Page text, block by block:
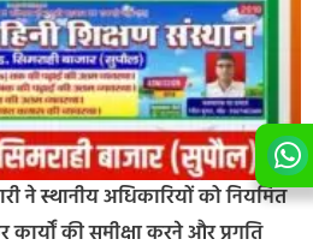
ने स्थानीय अधिकारियों को नियमित
की समीक्षा करने और प्रगति